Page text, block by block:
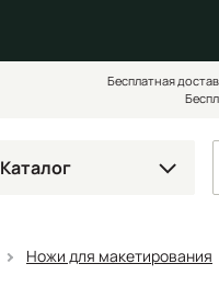
Бесплатная
Каталог
Ножи для макетирования